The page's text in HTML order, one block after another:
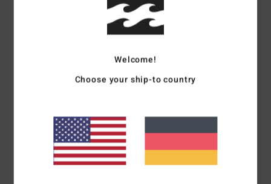
Männer Schwarz T-Shirt
Rundhalsausschnitt
Ärmel:kurzärmlig
Logo:Weicher Siebdruck
Welcome!
Choose your ship-to country